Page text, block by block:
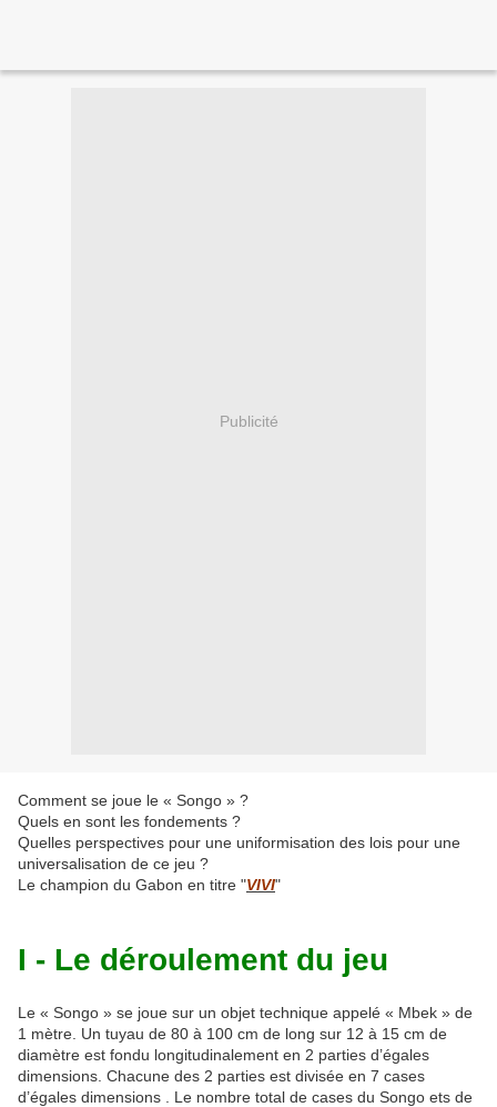
Publicité
Comment se joue le « Songo » ?
Quels en sont les fondements ?
Quelles perspectives pour une uniformisation des lois pour une
universalisation de ce jeu ?
Le champion du Gabon en titre "VIVI"
I - Le déroulement du jeu
Le « Songo » se joue sur un objet technique appelé « Mbek » de
1 mètre. Un tuyau de 80 à 100 cm de long sur 12 à 15 cm de
diamètre est fondu longitudinalement en 2 parties d’égales
dimensions. Chacune des 2 parties est divisée en 7 cases
d’égales dimensions
. Le nombre total de cases du Songo ets de